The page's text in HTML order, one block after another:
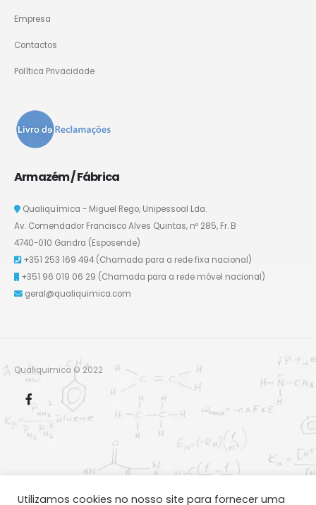
Empresa
Contactos
Política Privacidade
Armazém / Fábrica
Qualiquímica - Miguel Rego, Unipessoal Lda.
Av. Comendador Francisco Alves Quintas, nº 285, Fr. B
4740-010 Gandra (Esposende)
+351 253 169 494 (Chamada para a rede fixa nacional)
+351 96 019 06 29 (Chamada para a rede móvel nacional)
geral@qualiquimica.com
Qualiquimica © 2022
Utilizamos cookies no nosso site para fornecer uma